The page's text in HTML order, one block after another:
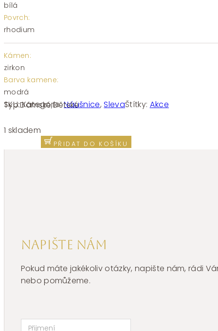
bílá
Povrch:
rhodium
Kámen:
zirkon
Barva kamene:
modrá
SKU:Kategorie:Náušnice,SlevaŠtítky: Akce
Typ:Dámské,Dětské
1 sklademkytičky
s modrým
PŘIDAT DO KOŠÍKU
Napište nám
Pokud máte jakékoliv otázky, napište nám, rádi
nebo pomůžeme.